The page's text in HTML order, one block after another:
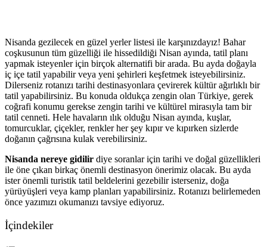
Nisanda gezilecek en güzel yerler listesi ile karşınızdayız! Bahar
coşkusunun tüm güzelliği ile hissedildiği Nisan ayında, tatil planı
yapmak isteyenler için birçok alternatifi bir arada. Bu ayda doğayla
iç içe tatil yapabilir veya yeni şehirleri keşfetmek isteyebilirsiniz.
Dilerseniz rotanızı tarihi destinasyonlara çevirerek kültür ağırlıklı bir
tatil yapabilirsiniz. Bu konuda oldukça zengin olan Türkiye, gerek
coğrafi konumu gerekse zengin tarihi ve kültürel mirasıyla tam bir
tatil cenneti. Hele havaların ılık olduğu Nisan ayında, kuşlar,
tomurcuklar, çiçekler, renkler her şey kıpır ve kıpırken sizlerde
doğanın çağrısına kulak verebilirsiniz.
Nisanda nereye gidilir diye soranlar için tarihi ve doğal güzellikleri
ile öne çıkan birkaç önemli destinasyon önerimiz olacak. Bu ayda
ister önemli turistik tatil beldelerini gezebilir isterseniz, doğa
yürüyüşleri veya kamp planları yapabilirsiniz. Rotanızı belirlemeden
önce yazımızı okumanızı tavsiye ediyoruz.
İçindekiler